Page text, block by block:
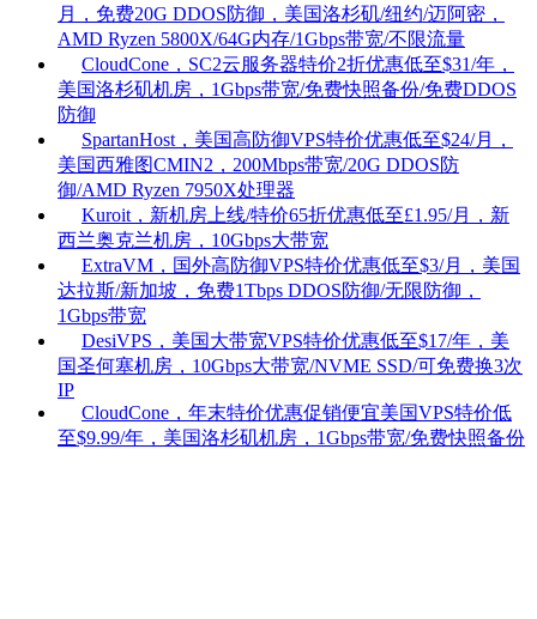
月，免费20G DDOS防御，美国洛杉矶/纽约/迈阿密，
AMD Ryzen 5800X/64G内存/1Gbps带宽/不限流量
CloudCone，SC2云服务器特价2折优惠低至$31/年，
美国洛杉矶机房，1Gbps带宽/免费快照备份/免费DDOS
防御
SpartanHost，美国高防御VPS特价优惠低至$24/月，
美国西雅图CMIN2，200Mbps带宽/20G DDOS防
御/AMD Ryzen 7950X处理器
Kuroit，新机房上线/特价65折优惠低至£1.95/月，新
西兰奥克兰机房，10Gbps大带宽
ExtraVM，国外高防御VPS特价优惠低至$3/月，美国
达拉斯/新加坡，免费1Tbps DDOS防御/无限防御，
1Gbps带宽
DesiVPS，美国大带宽VPS特价优惠低至$17/年，美
国圣何塞机房，10Gbps大带宽/NVME SSD/可免费换3次
IP
CloudCone，年末特价优惠促销便宜美国VPS特价低
至$9.99/年，美国洛杉矶机房，1Gbps带宽/免费快照备份